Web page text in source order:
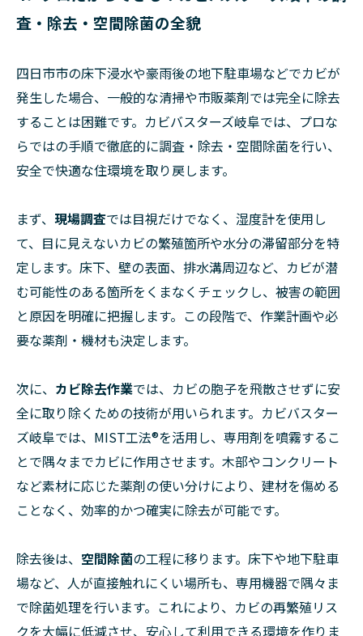
査・除去・空間除菌の全貌
四日市市の床下浸水や豪雨後の地下駐車場などでカビが
発生した場合、一般的な清掃や市販薬剤では完全に除去
することは困難です。カビバスターズ岐阜では、プロな
らではの手順で徹底的に調査・除去・空間除菌を行い、
安全で快適な住環境を取り戻します。
まず、 現場調査では目視だけでなく、湿度計を使用し
て、目に見えないカビの繁殖箇所や水分の滞留部分を特
定します。床下、壁の表面、排水溝周辺など、カビが潜
む可能性のある箇所をくまなくチェックし、被害の範囲
と原因を明確に把握します。この段階で、作業計画や必
要な薬剤・機材も決定します。
次に、 カビ除去作業では、カビの胞子を飛散させずに安
全に取り除くための技術が用いられます。カビバスター
ズ岐阜では、MIST工法®を活用し、専用剤を噴霧するこ
とで隅々までカビに作用させます。木部やコンクリート
など素材に応じた薬剤の使い分けにより、建材を傷める
ことなく、効率的かつ確実に除去が可能です。
除去後は、 空間除菌の工程に移ります。床下や地下駐車
場など、人が直接触れにくい場所も、専用機器で隅々ま
で除菌処理を行います。これにより、カビの再繁殖リス
クを大幅に低減させ、安心して利用できる環境を作りま